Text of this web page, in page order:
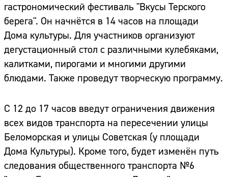
гастрономический фестиваль "Вкусы Терского
берега". Он начнётся в 14 часов на площади
Дома культуры. Для участников организуют
дегустационный стол с различными кулебяками,
калитками, пирогами и многими другими
блюдами. Также проведут творческую программу.
С 12 до 17 часов введут ограничения движения
всех видов транспорта на пересечении улицы
Беломорская и улицы Советская (у площади
Дома Культуры). Кроме того, будет изменён путь
следования общественного транспорта №6